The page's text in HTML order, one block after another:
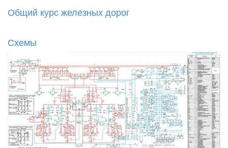
Общий курс железных дорог
Схемы